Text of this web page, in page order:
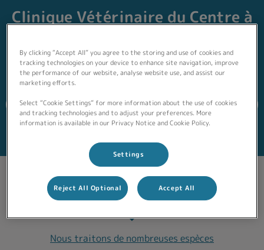
Clinique Vétérinaire du Centre à
Nous sommes à votre disposition pour tous les conseils
et informations nécessaires à la santé de votre animal.
Nous contacter
Nous traitons de nombreuses espèces
By clicking “Accept All” you agree to the storing and use of cookies and
tracking technologies on your device to enhance site navigation, improve
the performance of our website, analyse website use, and assist our
marketing efforts.
Select “Cookie Settings” for more information about the use of cookies
and tracking technologies and to adjust your preferences. More
information is available in our Privacy Notice and Cookie Policy.
Settings
Reject All Optional Accept All